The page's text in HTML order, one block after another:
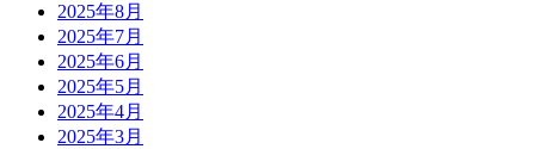
2025年8月
2025年7月
2025年6月
2025年5月
2025年4月
2025年3月